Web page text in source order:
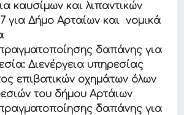
καυσίμων και λιπαντικών
για Δήμο Αρταίων και νομικά
δαπάνης για
Διενέργεια υπηρεσίας
επιβατικών οχημάτων όλων
του δήμου Αρτάιων
δαπάνης για